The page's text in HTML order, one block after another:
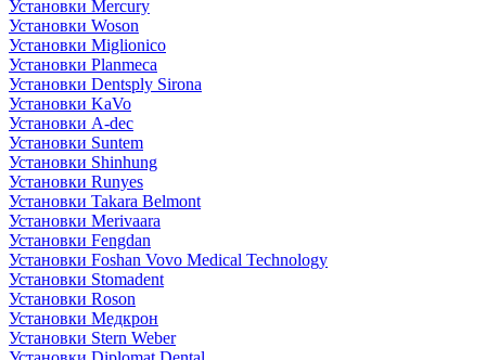
Установки Mercury
Установки Woson
Установки Miglionico
Установки Planmeca
Установки Dentsply Sirona
Установки KaVo
Установки A-dec
Установки Suntem
Установки Shinhung
Установки Runyes
Установки Takara Belmont
Установки Merivaara
Установки Fengdan
Установки Foshan Vovo Medical Technology
Установки Stomadent
Установки Roson
Установки Медкрон
Установки Stern Weber